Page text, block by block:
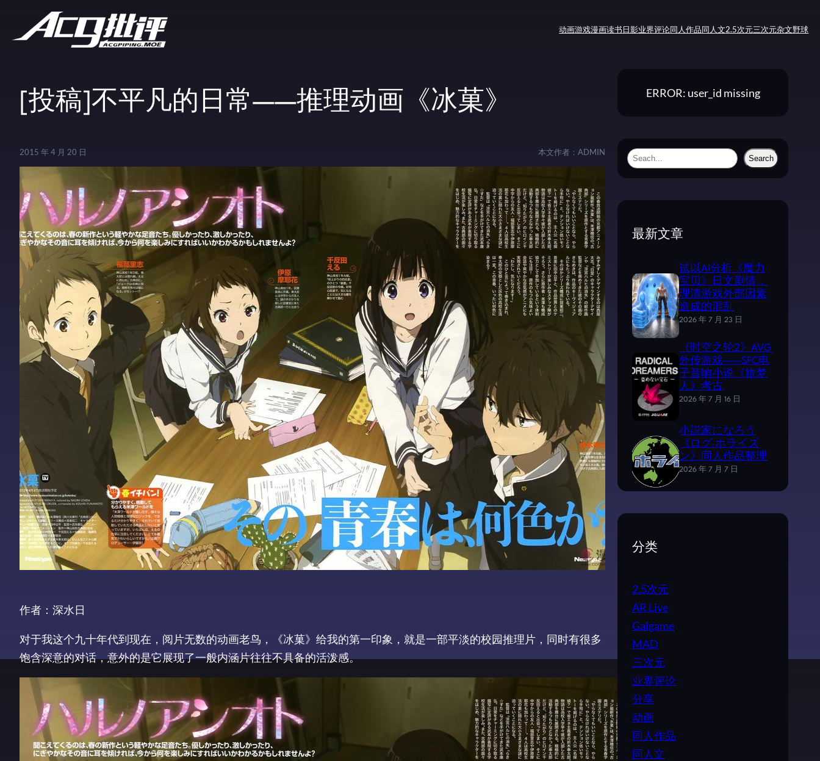
动画游戏漫画读书日影业界评论同人作品同人文2.5次元三次元杂文野球
[投稿]不平凡的日常——推理动画《冰菓》
2015 年 4 月 20 日 本文作者： ADMIN
作者：深水日
对于我这个九十年代到现在，阅片无数的动画老鸟，《冰菓》给我的第一印象，就是一部平淡的校园推理片，同时有很多
饱含深意的对话，意外的是它展现了一般内涵片往往不具备的活泼感。
ERROR: user_id missing
S
e
Search
最新文章
试以AI分析《魔力
宝贝》日文剧情，
理清游戏外部因素
造成的混乱
2026 年 7 月 23 日
《时空之轮2》AVG
外传游戏——SFC电
子音响小说《旅梦
人》考古
2026 年 7 月 16 日
小説家になろう
《ログ·ホライズ
ン》同人作品整理
2026 年 7 月 7 日
分类
2.5次元
AR Live
Galgame
MAD
三次元
业界评论
分享
动画
同人作品
同人文